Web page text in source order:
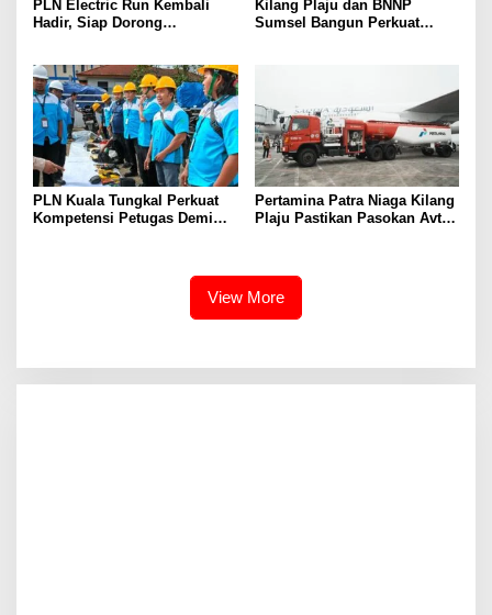
PLN Electric Run Kembali
Hadir, Siap Dorong
Kilang Plaju dan BNNP
Sumsel Bangun Perkuat
PLN Kuala Tungkal Perkuat
Kompetensi Petugas Demi
Pertamina Patra Niaga Kilang
Plaju Pastikan Pasokan Avtur
View More